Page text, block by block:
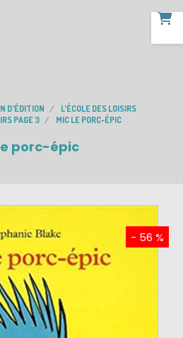
D'ÉDITION
L'ÉCOLE DES LOISIRS
PAGE 3
MIC LE PORC-ÉPIC
porc-épic
- 56 %